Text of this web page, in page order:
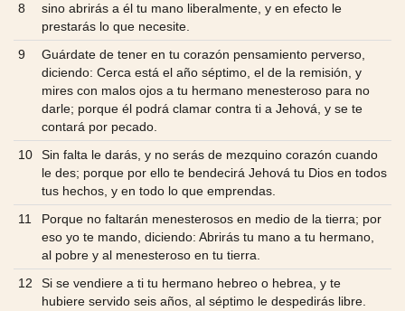
8
sino abrirás a él tu mano liberalmente, y en efecto le
prestarás lo que necesite.
9
Guárdate de tener en tu corazón pensamiento perverso,
diciendo: Cerca está el año séptimo, el de la remisión, y
mires con malos ojos a tu hermano menesteroso para no
darle; porque él podrá clamar contra ti a Jehová, y se te
contará por pecado.
10
Sin falta le darás, y no serás de mezquino corazón cuando
le des; porque por ello te bendecirá Jehová tu Dios en todos
tus hechos, y en todo lo que emprendas.
11
Porque no faltarán menesterosos en medio de la tierra; por
eso yo te mando, diciendo: Abrirás tu mano a tu hermano,
al pobre y al menesteroso en tu tierra.
12
Si se vendiere a ti tu hermano hebreo o hebrea, y te
hubiere servido seis años, al séptimo le despedirás libre.